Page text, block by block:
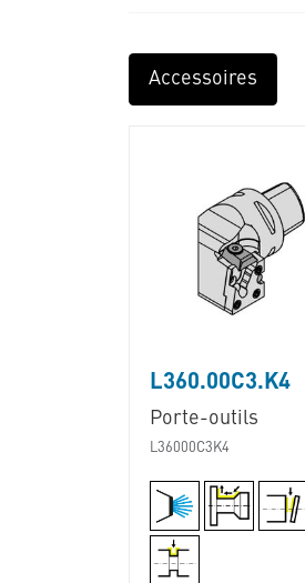
Accessoires
L360.00C3.K4
Porte-outils
L36000C3K4